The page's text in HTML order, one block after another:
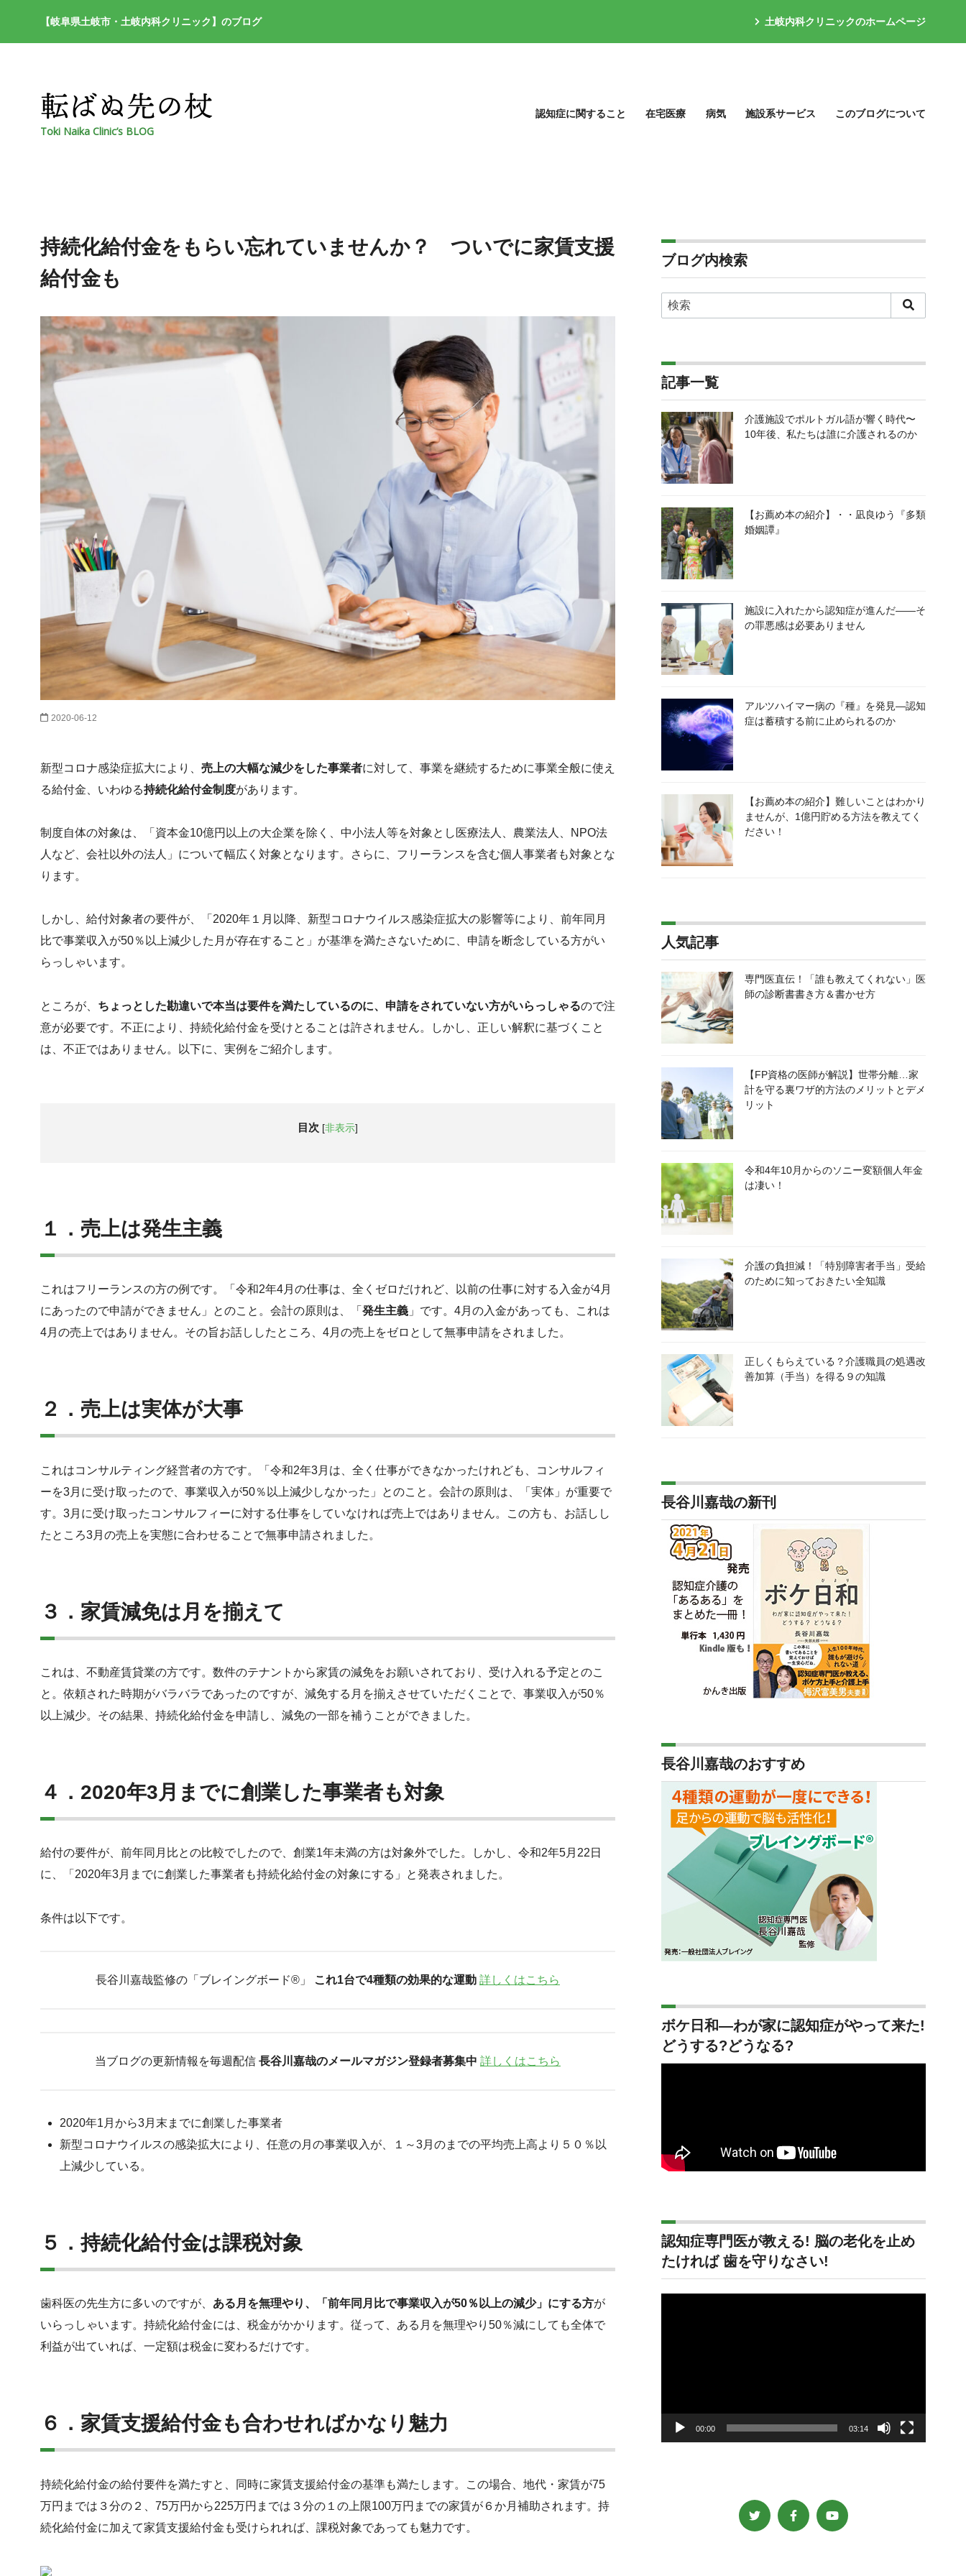
【岐阜県土岐市・土岐内科クリニック】のブログ 土岐内科クリニックのホームページ
Toki Naika Clinic’s BLOG
認知症に関すること 在宅医療 病気 施設系サービス このブログについて
持続化給付金をもらい忘れていませんか？ ついでに家賃支援
給付金も
2020-06-12
新型コロナ感染症拡大により、 売上の大幅な減少をした事業者に対して、事業を継続するために事業全般に使え
る給付金、いわゆる持続化給付金制度があります。
制度自体の対象は、「資本金10億円以上の大企業を除く、 中小法人等を対象とし 医療法人、農業法人、NPO法
人 など、 会社以外の法人」 について幅広く対象となります。さらに、 フリーランスを含む個人事業者も対象とな
ります。
しかし、給付対象者の要件が、「2020年１月以降、新型コロナウイルス感染症拡大の影響等により、 前年同月
比で事業収入が50％以上減少した月 が存在すること」が基準を満たさないために、申請を断念している方がい
らっしゃいます。
ところが、 ちょっとした勘違いで本当は要件を満たしているのに、申請をされていない方がいらっしゃるので注
意が必要です。不正により、持続化給付金を受けとることは許されません。しかし、正しい解釈に基づくこと
は、不正ではありません。以下に、実例をご紹介します。
目次 [非表示]
１．売上は発生主義
これはフリーランスの方の例です。「令和2年4月の仕事は、全くゼロだけれど、以前の仕事に対する入金が4月
にあったので申請ができません」とのこと。会計の原則は、「 発生主義 」です。4月の入金があっても、これは
4月の売上ではありません。その旨お話ししたところ、4月の売上をゼロとして無事申請をされました。
２．売上は実体が大事
これはコンサルティング経営者の方です。「令和2年3月は、全く仕事ができなかったけれども、コンサルフィ
ーを3月に受け取ったので、 事業収入が50％以上減少しなかった」とのこと。会計の原則は、「実体」が重要で
す。3月に受け取ったコンサルフィーに対する仕事をしていなければ売上ではありません。この方も、お話しし
たところ3月の売上を実態に合わせることで無事申請されました。
３．家賃減免は月を揃えて
これは、不動産賃貸業の方です。数件のテナントから家賃の減免をお願いされており、受け入れる予定とのこ
と。依頼された時期がバラバラであったのですが、減免する月を揃えさせていただくことで、 事業収入が50％
以上減少。その結果、持続化給付金を申請し、減免の一部を補うことができました。
４． 2020年3月までに創業した事業者も対象
給付の要件が、 前年同月比との比較でしたので、創業1年未満の方は対象外でした。しかし、令和2年5月22日
に、「 2020年3月までに創業した事業者も持続化給付金の対象にする」と発表されました。
条件は以下です。
長谷川嘉哉監修の「ブレイングボード®︎」 これ1台で4種類の効果的な運動 詳しくはこちら
当ブログの更新情報を毎週配信 長谷川嘉哉のメールマガジン登録者募集中 詳しくはこちら
2020年1月から3月末までに創業した事業者
新型コロナウイルスの感染拡大により、任意の月の事業収入が、１～3月のまでの平均売上高より５０％以
上減少している。
５．持続化給付金は課税対象
歯科医の先生方に多いのですが、 ある月を無理やり、「 前年同月比で事業収入が50％以上の減少」にする方が
いらっしゃいます。持続化給付金には、税金がかかります。従って、ある月を無理やり50％減にしても全体で
利益が出ていれば、一定額は税金に変わるだけです。
６．家賃支援給付金も合わせればかなり魅力
持続化給付金の給付要件を満たすと、同時に家賃支援給付金の基準も満たします。この場合、地代・家賃が75
万円までは３分の２、75万円から225万円までは３分の１の上限100万円までの家賃が６か月補助されます。持
続化給付金に加えて家賃支援給付金も受けられれば、課税対象であっても魅力です。
ブログ内検索
記事一覧
介護施設でポルトガル語が響く時代〜
10年後、私たちは誰に介護されるのか
【お薦め本の紹介】・・凪良ゆう『多類
婚姻譚』
施設に入れたから認知症が進んだ――そ
の罪悪感は必要ありません
アルツハイマー病の『種』を発見―認知
症は蓄積する前に止められるのか
【お薦め本の紹介】難しいことはわかり
ませんが、1億円貯める方法を教えてく
ださい！
人気記事
専門医直伝！「誰も教えてくれない」医
師の診断書書き方＆書かせ方
【FP資格の医師が解説】世帯分離…家
計を守る裏ワザ的方法のメリットとデメ
リット
令和4年10月からのソニー変額個人年金
は凄い！
介護の負担減！「特別障害者手当」受給
のために知っておきたい全知識
正しくもらえている？介護職員の処遇改
善加算（手当）を得る９の知識
長谷川嘉哉の新刊
長谷川嘉哉のおすすめ
ボケ日和―わが家に認知症がやって来た!
どうする?どうなる?
認知症専門医が教える! 脳の老化を止め
たければ 歯を守りなさい!
00:00 03:14